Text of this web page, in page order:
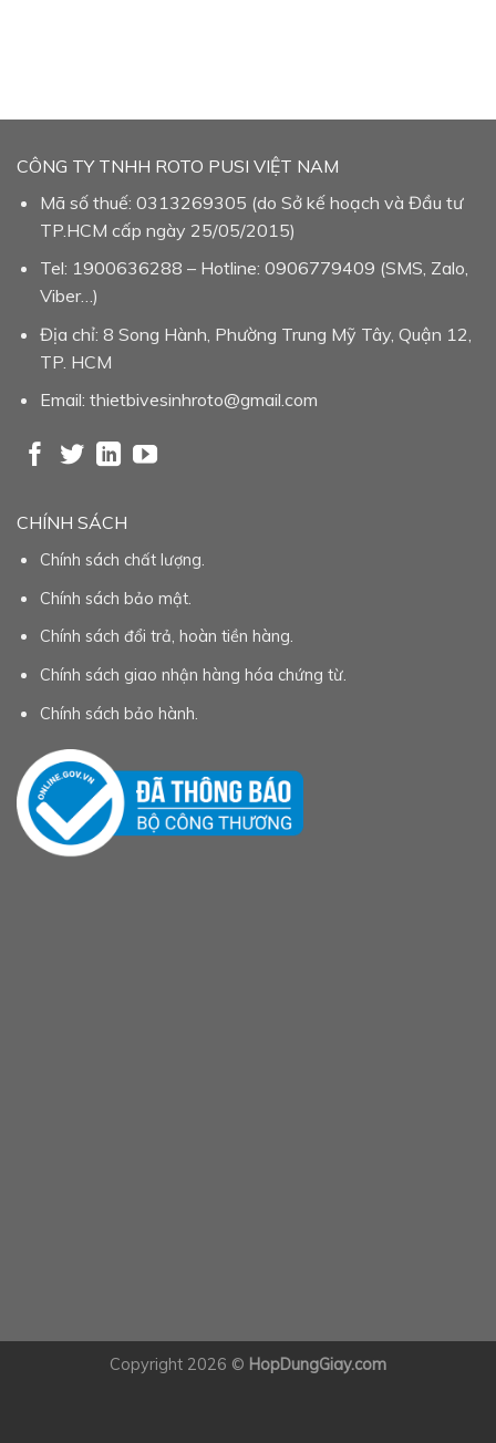
CÔNG TY TNHH ROTO PUSI VIỆT NAM
Mã số thuế: 0313269305 (do Sở kế hoạch và Đầu tư
TP.HCM cấp ngày 25/05/2015)
Tel: 1900636288 – Hotline: 0906779409 (SMS, Zalo,
Viber…)
Địa chỉ: 8 Song Hành, Phường Trung Mỹ Tây, Quận 12,
TP. HCM
Email: thietbivesinhroto@gmail.com
CHÍNH SÁCH
Chính sách chất lượng.
Chính sách bảo mật.
Chính sách đổi trả, hoàn tiền hàng.
Chính sách giao nhận hàng hóa chứng từ.
Chính sách bảo hành.
Copyright 2026 © HopDungGiay.com